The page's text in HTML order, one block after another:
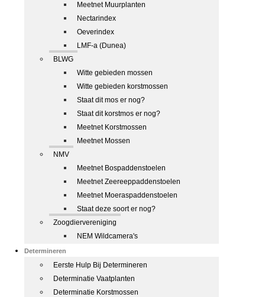
Meetnet Muurplanten
Nectarindex
Oeverindex
LMF-a (Dunea)
BLWG
Witte gebieden mossen
Witte gebieden korstmossen
Staat dit mos er nog?
Staat dit korstmos er nog?
Meetnet Korstmossen
Meetnet Mossen
NMV
Meetnet Bospaddenstoelen
Meetnet Zeereeppaddenstoelen
Meetnet Moeraspaddenstoelen
Staat deze soort er nog?
Zoogdiervereniging
NEM Wildcamera's
Determineren
Eerste Hulp Bij Determineren
Determinatie Vaatplanten
Determinatie Korstmossen